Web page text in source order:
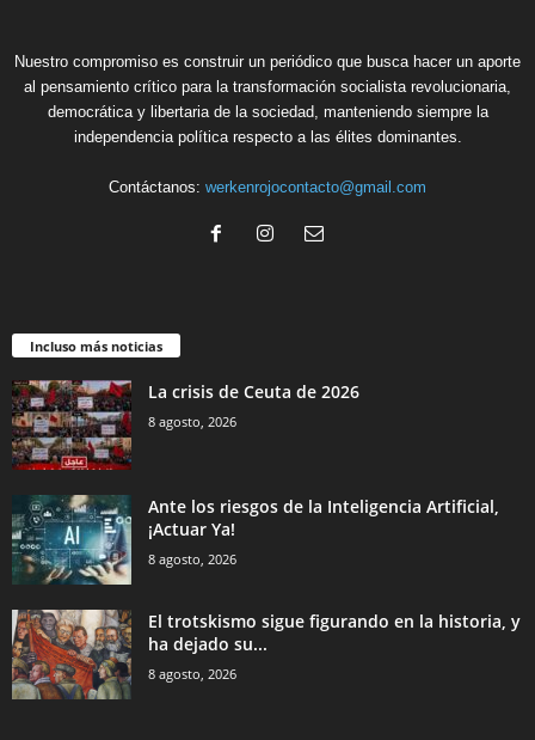
Nuestro compromiso es construir un periódico que busca hacer un aporte
al pensamiento crítico para la transformación socialista revolucionaria,
democrática y libertaria de la sociedad, manteniendo siempre la
independencia política respecto a las élites dominantes.
Contáctanos: werkenrojocontacto@gmail.com
Incluso más noticias
La crisis de Ceuta de 2026
8 agosto, 2026
Ante los riesgos de la Inteligencia Artificial,
¡Actuar Ya!
8 agosto, 2026
El trotskismo sigue figurando en la historia, y
ha dejado su...
8 agosto, 2026